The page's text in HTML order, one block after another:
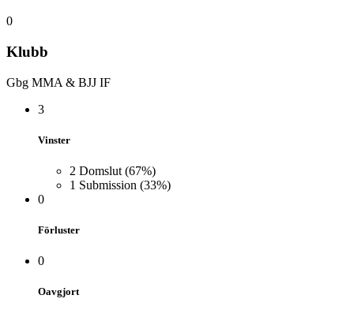
0
Klubb
Gbg MMA & BJJ IF
3
Vinster
2 Domslut (67%)
1 Submission (33%)
0
Förluster
0
Oavgjort